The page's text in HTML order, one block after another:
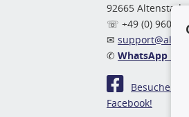
92665 Altenstadt
☏ +49 (0) 9602 /
✉
✆ WhatsApp
Besuchen
Facebook!